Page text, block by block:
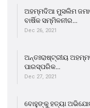
ଅହମ୍ମଦିଆ ମୁସଲିମ
ବାର୍ଷିକ ସମ୍ମିଳନୀର…
Dec 26, 2021
ଅନ୍ତଃରାଷ୍ଟ୍ରୀୟ
ପାରସ୍ପରିକ…
Dec 27, 2021
ବୋହୁଙ୍କୁ ହତ୍ୟା